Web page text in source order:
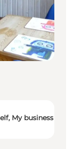
My business